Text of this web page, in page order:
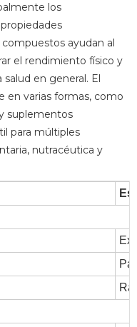
los
ayudan al
el rendimiento físico y
en general. El
en varias formas, como
suplementos
para múltiples
nutracéutica y